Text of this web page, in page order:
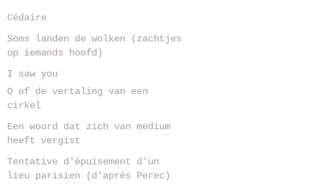
Soms landen de wolken (zachtjes
op iemands hoofd)
Cédaire
I saw you
O of de vertaling van een
cirkel
Een woord dat zich van medium
heeft vergist
Tentative d'épuisement d'un
lieu parisien (d'après Perec)